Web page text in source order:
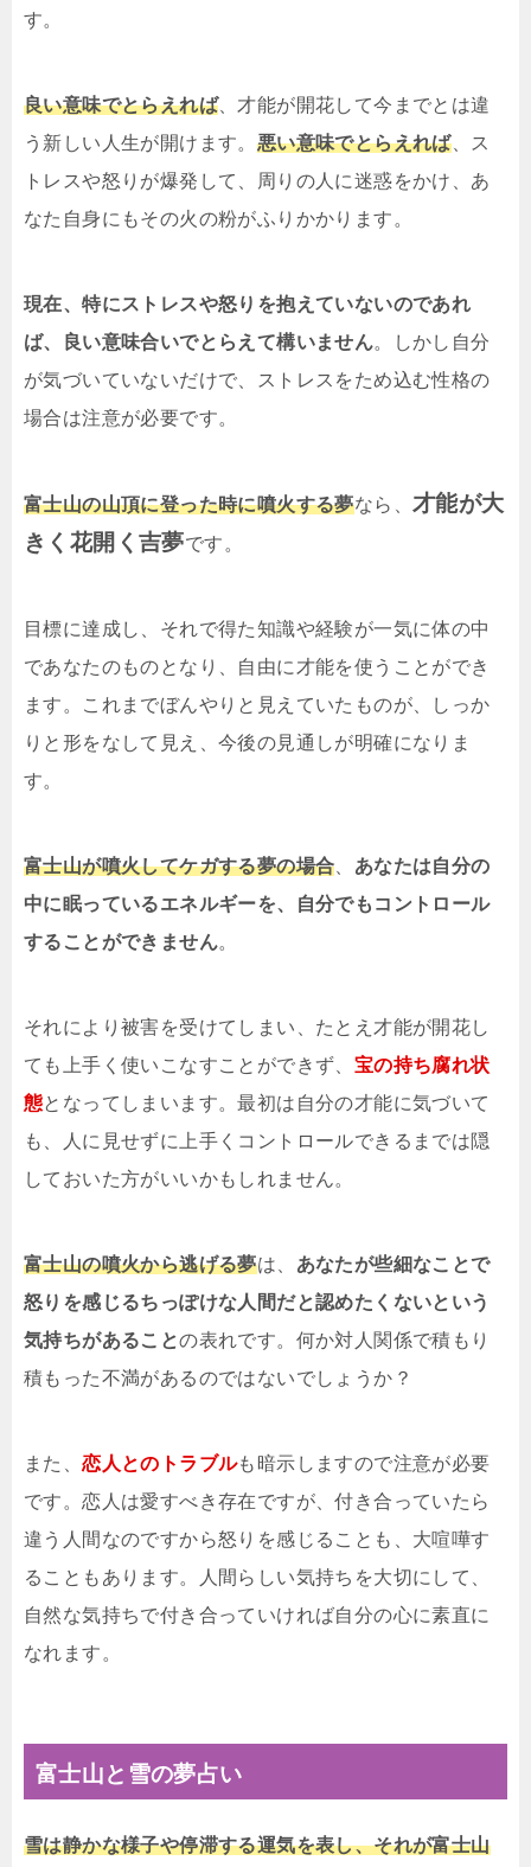
す。
良い意味でとらえれば、才能が開花して今までとは違
う新しい人生が開けます。 悪い意味でとらえれば、ス
トレスや怒りが爆発して、周りの人に迷惑をかけ、あ
なた自身にもその火の粉がふりかかります。
現在、特にストレスや怒りを抱えていないのであれ
ば、良い意味合いでとらえて構いません。しかし自分
が気づいていないだけで、ストレスをため込む性格の
場合は注意が必要です。
富士山の山頂に登った時に噴火する夢なら、 才能が大
きく花開く吉夢です。
目標に達成し、それで得た知識や経験が一気に体の中
であなたのものとなり、自由に才能を使うことができ
ます。これまでぼんやりと見えていたものが、しっか
りと形をなして見え、今後の見通しが明確になりま
す。
富士山が噴火してケガする夢の場合
あなたは自分の
中に眠っているエネルギーを、自分でもコントロール
することができません。
それにより被害を受けてしまい、たとえ才能が開花し
ても上手く使いこなすことができず、 宝の持ち腐れ状
態となってしまいます。最初は自分の才能に気づいて
も、人に見せずに上手くコントロールできるまでは隠
しておいた方がいいかもしれません。
富士山の噴火から逃げる夢は、 あなたが些細なことで
怒りを感じるちっぽけな人間だと認めたくないという
気持ちがあることの表れです。何か対人関係で積もり
積もった不満があるのではないでしょうか？
また、恋人とのトラブルも暗示しますので注意が必要
です。恋人は愛すべき存在ですが、付き合っていたら
違う人間なのですから怒りを感じることも、大喧嘩す
ることもあります。人間らしい気持ちを大切にして、
自然な気持ちで付き合っていければ自分の心に素直に
なれます。
富士山と雪の夢占い
雪は静かな様子や停滞する運気を表し、それが富士山